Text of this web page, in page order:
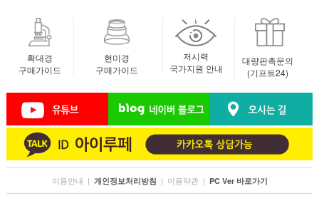
확대경
구매가이드
현미경
구매가이드
저시력
국가지원 안내
대량판촉문의
(기프트24)
이용안내 | 개인정보처리방침 | 이용약관 | PC Ver 바로가기